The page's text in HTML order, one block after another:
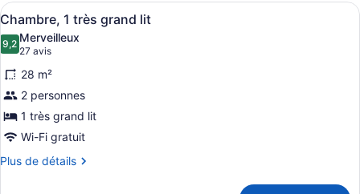
grand
Afficher
toutes
les
photos
pour
ce
type
de
chambre :
Une chambre d’hôtel avec un
4
Chambre, 1 très grand lit
9,29,2 sur 10
Merveilleux
27 avis
(27 avis)
28 m²
2 personnes
1 très grand lit
Wi-Fi gratuit
Plus de détails
Plus